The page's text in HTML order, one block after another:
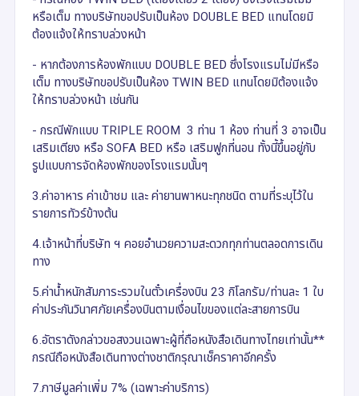
หรือเต็ม ทางบริษัทขอปรับเป็นห้อง DOUBLE BED แทนโดยมิ
ต้องแจ้งให้ทราบล่วงหน้า
- หากต้องการห้องพักแบบ DOUBLE BED ซึ่งโรงแรมไม่มีหรือ
เต็ม ทางบริษัทขอปรับเป็นห้อง TWIN BED แทนโดยมิต้องแจ้ง
ให้ทราบล่วงหน้า เช่นกัน
- กรณีพักแบบ TRIPLE ROOM 3 ท่าน 1 ห้อง ท่านที่ 3 อาจเป็น
เสริมเตียง หรือ SOFA BED หรือ เสริมฟูกที่นอน ทั้งนี้ขึ้นอยู่กับ
รูปแบบการจัดห้องพักของโรงแรมนั้นๆ
3.ค่าอาหาร ค่าเข้าชม และ ค่ายานพาหนะทุกชนิด ตามที่ระบุไว้ใน
รายการทัวร์ข้างต้น
4.เจ้าหน้าที่บริษัท ฯ คอยอำนวยความสะดวกทุกท่านตลอดการเดิน
ทาง
5.ค่าน้ำหนักสัมภาระรวมในตั๋วเครื่องบิน 23 กิโลกรัม/ท่านละ 1 ใบ
ค่าประกันวินาศภัยเครื่องบินตามเงื่อนไขของแต่ละสายการบิน
6.อัตราดังกล่าวขอสงวนเฉพาะผู้ที่ถือหนังสือเดินทางไทยเท่านั้น**
กรณีถือหนังสือเดินทางต่างชาติกรุณาเช็คราคาอีกครั้ง
7.ภาษีมูลค่าเพิ่ม 7% (เฉพาะค่าบริการ)